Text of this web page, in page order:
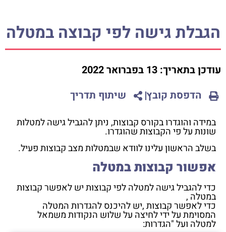
הגבלת גישה לפי קבוצה במטלה
עודכן בתאריך:13 בפברואר 2022
הדפסת קובץ
שיתוף תדריך
במידה והוגדרו בקורס קבוצות, ניתן להגביל גישה למטלות
שונות על פי הקבוצות שהוגדרו.
בשלב הראשון עלינו לוודא שבמטלות מצב קבוצות פעיל.
אפשור קבוצות במטלה
כדי להגביל גישה למטלה לפי קבוצות יש לאפשר קבוצות
במטלה ,
כדי לאפשר קבוצות ,יש להיכנס להגדרות המטלה
המסוימת על ידי לחיצה על שלוש הנקודות משמאל
למטלה ועל "הגדרות: